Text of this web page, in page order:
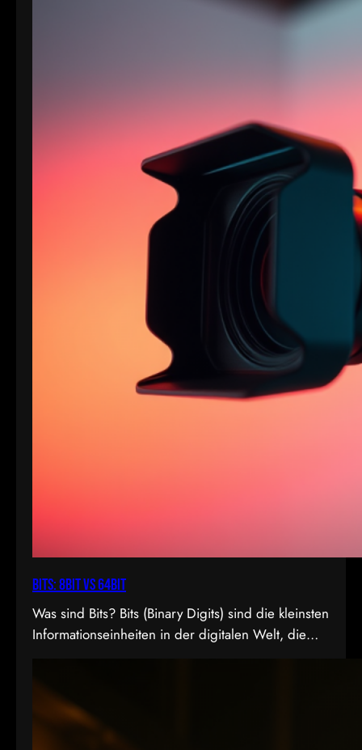
Auflösung (4096×2160) arbeitet. “I” steht für
Bits: 8bit vs 64bit
Was sind Bits? Bits (Binary Digits) sind die kleinsten
Informationseinheiten in der digitalen Welt, die
Farbdarstellung und Verarbeitung, spielt die Bit-
Tiefe eine entscheidende Rolle. Je höher die Bit-